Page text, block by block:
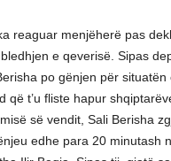
reaguar menjëherë pas
e qeverisë. Sipas
po gënjen për situatën
që t’u fliste hapur
së vendit, Sali Berisha
edhe para 20 minutash